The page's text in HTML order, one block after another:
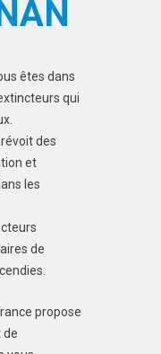
êtes dans
qui
des
et
les
de
propose
de